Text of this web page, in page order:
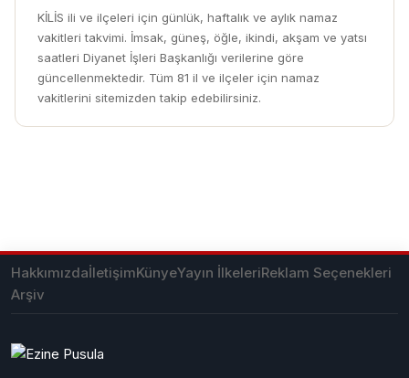
KİLİS ili ve ilçeleri için günlük, haftalık ve aylık namaz
vakitleri takvimi. İmsak, güneş, öğle, ikindi, akşam ve yatsı
saatleri Diyanet İşleri Başkanlığı verilerine göre
güncellenmektedir. Tüm 81 il ve ilçeler için namaz
vakitlerini sitemizden takip edebilirsiniz.
HakkımızdaİletişimKünyeYayın İlkeleriReklam Seçenekleri
Arşiv